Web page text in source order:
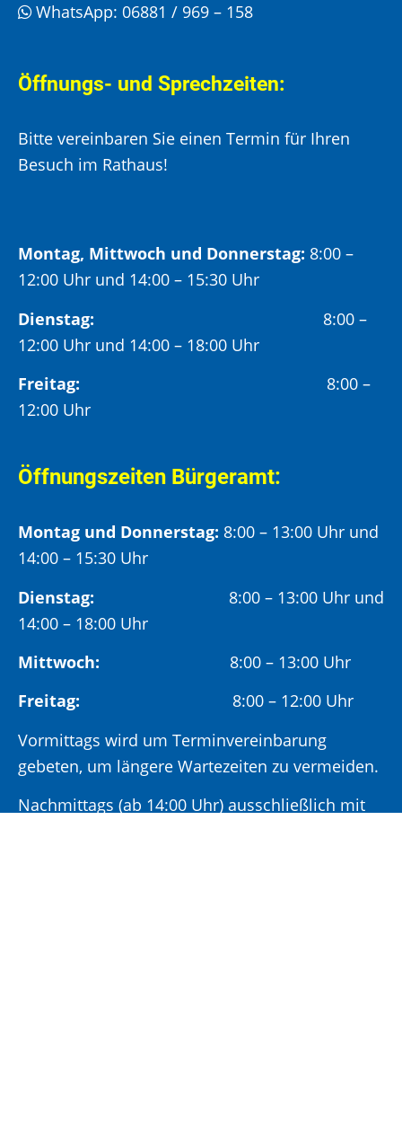
WhatsApp: 06881 / 969 – 158
Öffnungs- und Sprechzeiten:
Bitte vereinbaren Sie einen Termin für Ihren
Besuch im Rathaus!
Montag, Mittwoch und Donnerstag: 8:00 –
12:00 Uhr und 14:00 – 15:30 Uhr
Dienstag: 8:00 –
12:00 Uhr und 14:00 – 18:00 Uhr
Freitag:
8:00 –
12:00 Uhr
Öffnungszeiten Bürgeramt:
Montag und Donnerstag: 8:00 – 13:00 Uhr und
14:00 – 15:30 Uhr
Dienstag: 8:00 – 13:00 Uhr und
14:00 – 18:00 Uhr
Mittwoch: 8:00 – 13:00 Uhr
Freitag:
8:00 – 12:00 Uhr
Vormittags wird um Terminvereinbarung
gebeten, um längere Wartezeiten zu vermeiden.
Nachmittags (ab 14:00 Uhr) ausschließlich mit